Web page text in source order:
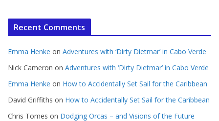
Recent Comments
Emma Henke on Adventures with ‘Dirty Dietmar’ in Cabo Verde
Nick Cameron on Adventures with ‘Dirty Dietmar’ in Cabo Verde
Emma Henke on How to Accidentally Set Sail for the Caribbean
David Griffiths on How to Accidentally Set Sail for the Caribbean
Chris Tomes on Dodging Orcas – and Visions of the Future